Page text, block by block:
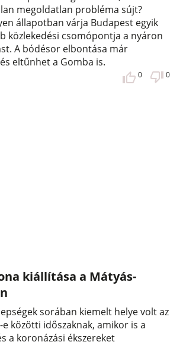
megoldatlan probléma sújt?
állapotban várja Budapest egyik
közlekedési csomópontja a nyáron
A bódésor elbontása már
eltűnhet a Gomba is.
0 0
kiállítása a Mátyás-
sorában kiemelt helye volt az
e közötti időszaknak, amikor is a
a koronázási ékszereket